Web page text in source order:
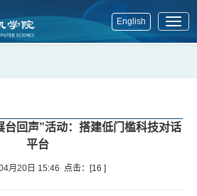
English
展
回声”活动：搭建低门槛科技对话
平台
月20日 15:46 点击：[16 ]